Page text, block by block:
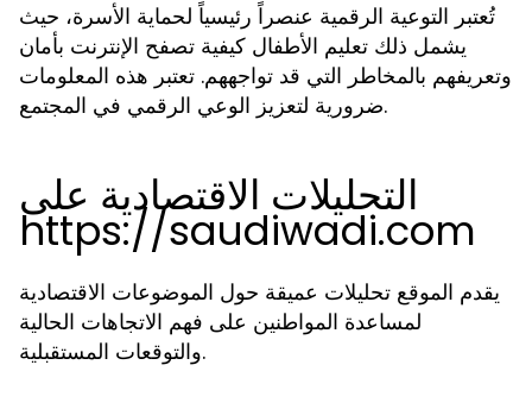
تُعتبر التوعية الرقمية عنصراً رئيسياً لحماية الأسرة، حيث
يشمل ذلك تعليم الأطفال كيفية تصفح الإنترنت بأمان
وتعريفهم بالمخاطر التي قد تواجههم. تعتبر هذه المعلومات
ضرورية لتعزيز الوعي الرقمي في المجتمع.
التحليلات الاقتصادية على
https://saudiwadi.com
يقدم الموقع تحليلات عميقة حول الموضوعات الاقتصادية
لمساعدة المواطنين على فهم الاتجاهات الحالية
والتوقعات المستقبلية.